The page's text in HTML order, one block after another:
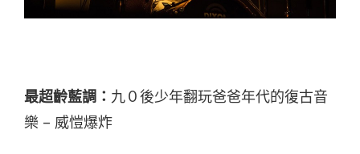
最超齡藍調： 九０後少年翻玩爸爸年代的復古音
樂 – 威愷爆炸